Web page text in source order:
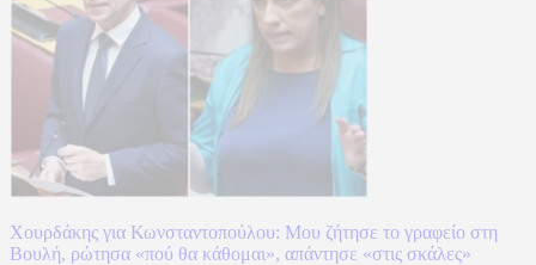
Χουρδάκης για Κωνσταντοπούλου: Μου ζήτησε το γραφείο στη
Βουλή, ρώτησα «πού θα κάθομαι», απάντησε «στις σκάλες»